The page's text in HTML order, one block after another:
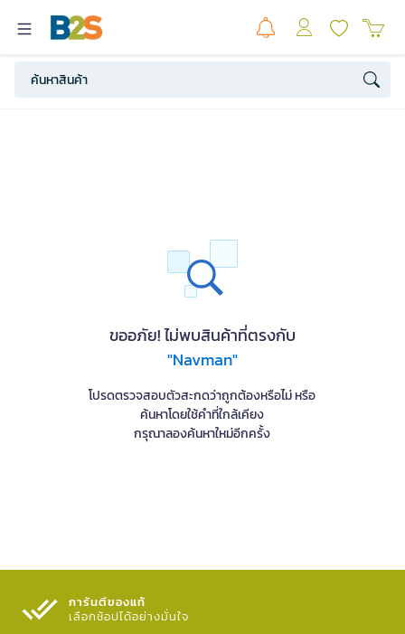
ขออภัย! ไม่พบสินค้าที่ตรงกับ
"Navman"
โปรดตรวจสอบตัวสะกดว่าถูกต้องหรือไม่ หรือ
ค้นหาโดยใช้คำที่ใกล้เคียง
กรุณาลองค้นหาใหม่อีกครั้ง
การันตีของแท้
เลือกช้อปได้อย่างมั่นใจ​